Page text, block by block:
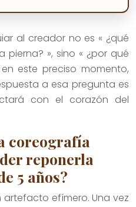
al creador no es « ¿qué
», sino « ¿por qué
este preciso momento,
a esa pregunta es
con el corazón del
coreografía
reponerla
5 años?
efímero. Una vez